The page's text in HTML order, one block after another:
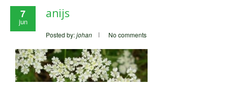
7
jun
anijs
Posted by:johan No comments